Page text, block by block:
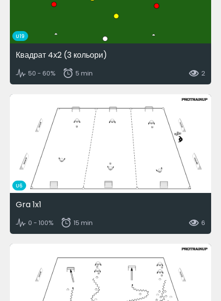
U19
Квадрат 4х2 (3 кольори)
50 - 60% 5 min 2
U6
Gra 1x1
0 - 100% 15 min 6